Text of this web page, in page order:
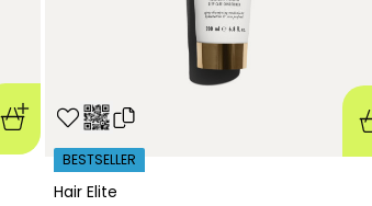
Hair Elite
BESTSELLER